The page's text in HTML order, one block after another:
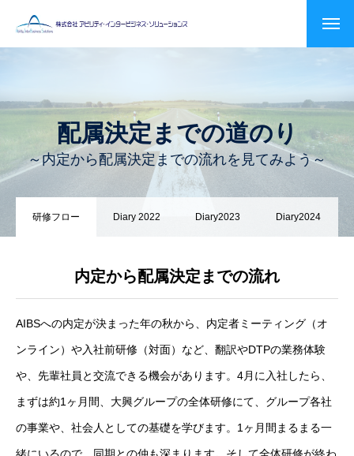
配属決定までの道のり
～内定から配属決定までの流れを見てみよう～
研修フロー Diary 2022 Diary2023 Diary2024
内定から配属決定までの流れ
AIBSへの内定が決まった年の秋から、内定者ミーティング（オ
ンライン）や入社前研修（対面）など、翻訳やDTPの業務体験
や、先輩社員と交流できる機会があります。4月に入社したら、
まずは約1ヶ月間、大興グループの全体研修にて、グループ各社
の事業や、社会人としての基礎を学びます。1ヶ月間まるまる一